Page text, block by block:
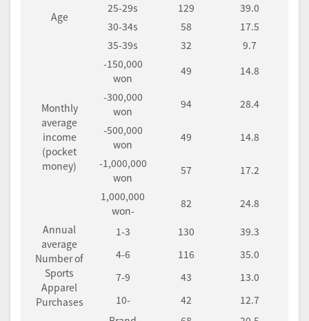
Age
25-29s
129
39.0
30-34s
58
17.5
35-39s
32 9.7
Monthly
average
income
(pocket
money)
-150,000
won
49
14.8
-300,000
won
94
28.4
-500,000
won
49
14.8
-1,000,000
won
57
17.2
1,000,000
won-
82
24.8
Annual
average
Number of
Sports
Apparel
Purchases
1-3 130
39.3
4-6
116
35.0
7-9
43
13.0
10-
42 12.7